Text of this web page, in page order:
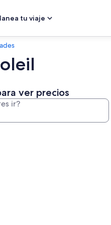
tu viaje
ver precios
ir?